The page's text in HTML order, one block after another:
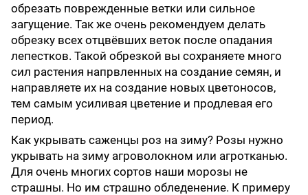
обрезать поврежденные ветки или сильное
загущение. Так же очень рекомендуем делать
обрезку всех отцвёвших веток после опадания
лепестков. Такой обрезкой вы сохраняете много
сил растения напрвленных на создание семян, и
направляете их на создание новых цветоносов,
тем самым усиливая цветение и продлевая его
период.
Как укрывать саженцы роз на зиму? Розы нужно
укрывать на зиму агроволокном или агротканью.
Для очень многих сортов наши морозы не
страшны. Но им страшно обледенение. К примеру